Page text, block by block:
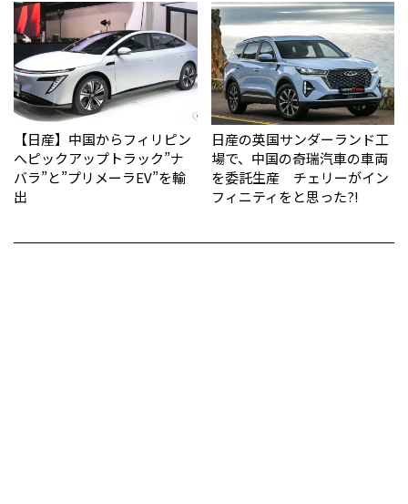
【日産】中国からフィリピン
へピックアップトラック”ナ
バラ”と”プリメーラEV”を輸
出
日産の英国サンダーランド工
場で、中国の奇瑞汽車の車両
を委託生産 チェリーがイン
フィニティをと思った?!